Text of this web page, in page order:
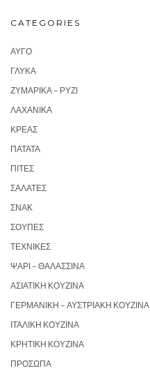
CATEGORIES
ΑΥΓΌ
ΓΛΥΚΆ
ΖΥΜΑΡΙΚΆ – ΡΎΖΙ
ΛΑΧΑΝΙΚΆ
ΚΡΈΑΣ
ΠΑΤΆΤΑ
ΠΊΤΕΣ
ΣΑΛΆΤΕΣ
ΣΝΑΚ
ΣΟΎΠΕΣ
ΤΕΧΝΙΚΈΣ
ΨΆΡΙ – ΘΑΛΑΣΣΙΝΆ
ΑΣΙΑΤΙΚΉ ΚΟΥΖΊΝΑ
ΓΕΡΜΑΝΙΚΉ – ΑΥΣΤΡΙΑΚΉ ΚΟΥΖΊΝΑ
ΙΤΑΛΙΚΉ ΚΟΥΖΊΝΑ
ΚΡΗΤΙΚΉ ΚΟΥΖΊΝΑ
ΠΡΌΣΩΠΑ